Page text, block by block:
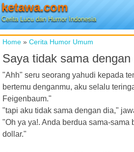
ketawa.com
Cerita Lucu dan Humor Indonesia
Home » Cerita Humor Umum
Saya tidak sama dengan
"Ahh" seru seorang yahudi kepada
bertemu denganmu, aku selalu
Feigenbaum."
"tapi aku tidak sama dengan dia,"
"Oh ya ya!. Anda berdua sama-sama
dollar."